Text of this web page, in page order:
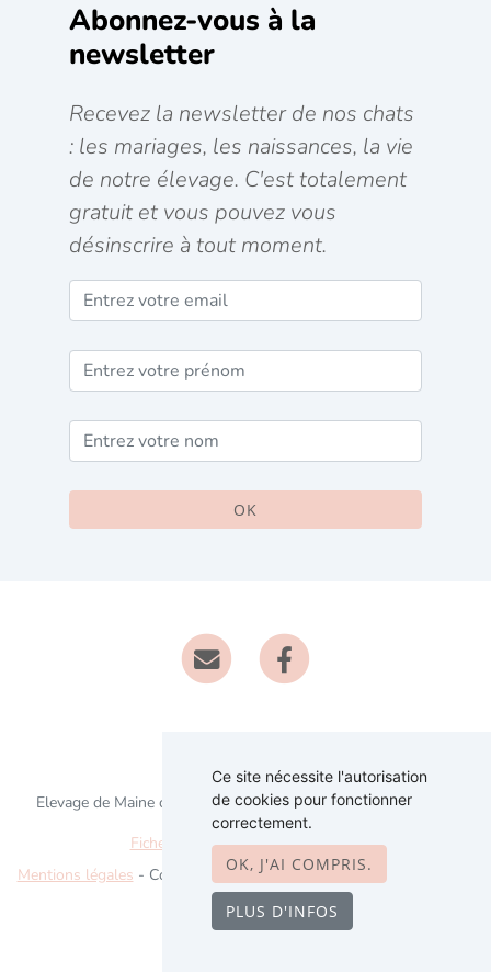
Abonnez-vous à la
newsletter
Recevez la newsletter de nos chats
: les mariages, les naissances, la vie
de notre élevage. C'est totalement
gratuit et vous pouvez vous
désinscrire à tout moment.
OK
Elevage de Maine coon/polydactyle depuis 2018 situé en Gers
Fiche race Maine coon polydactyle
Mentions légales - Copyright© Le Ranch de Daska 2026 - Site créé
avecWeBreed
Ce site nécessite l'autorisation
de cookies pour fonctionner
correctement.
OK, J'AI COMPRIS.
PLUS D'INFOS